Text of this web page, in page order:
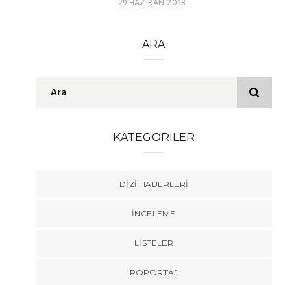
29 HAZIRAN 2018
ARA
KATEGORILER
DIZI HABERLERI
İNCELEME
LISTELER
RÖPORTAJ